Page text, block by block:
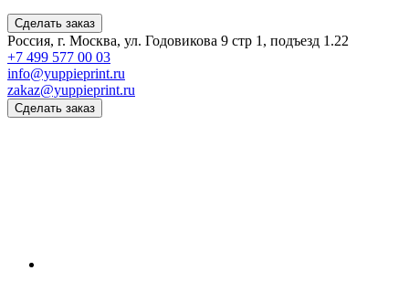
Сделать заказ
Россия, г. Москва, ул. Годовикова 9 стр 1, подъезд 1.22
+7 499 577 00 03
info@yuppieprint.ru
zakaz@yuppieprint.ru
Сделать заказ